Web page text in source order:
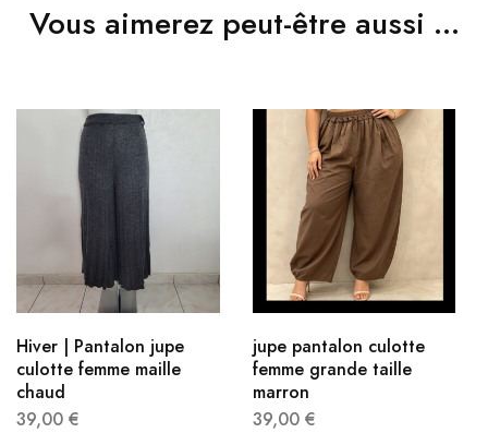
Vous aimerez peut-être aussi …
Hiver | Pantalon jupe
culotte femme maille
chaud
39,00 €
jupe pantalon culotte
femme grande taille
marron
39,00 €